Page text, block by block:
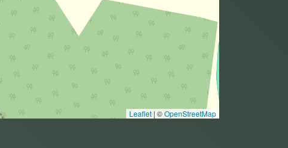
Leaflet | ©OpenStreetMap